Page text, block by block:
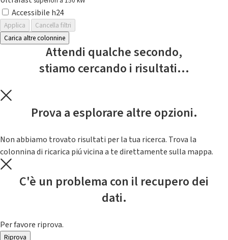
Accessibile h24
Applica
Cancella filtri
Carica altre colonnine
Attendi qualche secondo,
stiamo cercando i risultati...
Prova a esplorare altre opzioni.
Non abbiamo trovato risultati per la tua ricerca. Trova la
colonnina di ricarica piú vicina a te direttamente sulla mappa.
C'è un problema con il recupero dei
dati.
Per favore riprova.
Riprova